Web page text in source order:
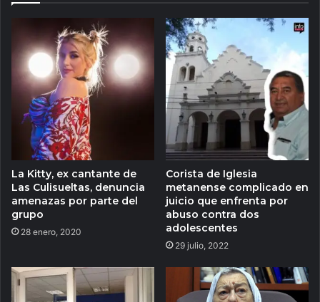
La Kitty, ex cantante de
Las Culisueltas, denuncia
amenazas por parte del
grupo
28 enero, 2020
Corista de Iglesia
metanense complicado en
juicio que enfrenta por
abuso contra dos
adolescentes
29 julio, 2022